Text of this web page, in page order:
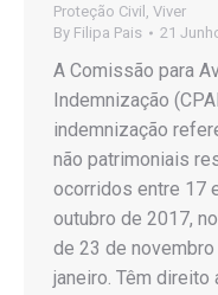
Proteção Civil
Viver
By Filipa Pais 21
A Comissão para
Indemnização
indemnização
não patrimoniais
ocorridos entre 17
outubro de 2017,
de 23 de
janeiro. Têm direito